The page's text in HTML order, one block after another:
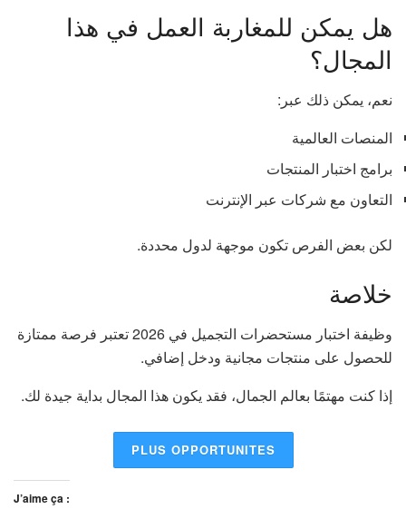
هل يمكن للمغاربة العمل في هذا
المجال؟
نعم، يمكن ذلك عبر:
المنصات العالمية
برامج اختبار المنتجات
التعاون مع شركات عبر الإنترنت
لكن بعض الفرص تكون موجهة لدول محددة.
خلاصة
وظيفة اختبار مستحضرات التجميل في 2026 تعتبر فرصة ممتازة
للحصول على منتجات مجانية ودخل إضافي.
إذا كنت مهتمًا بعالم الجمال، فقد يكون هذا المجال بداية جيدة لك.
PLUS OPPORTUNITES
J’aime ça :